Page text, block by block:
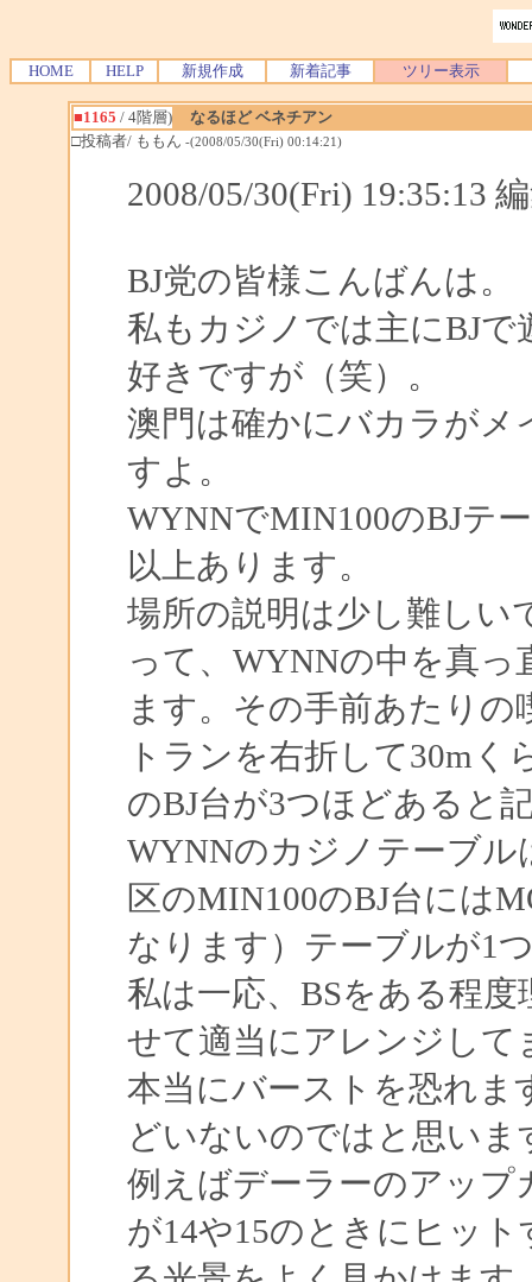
HOME HELP 新規作成 新着記事 ツリー表示
■1165 / 4階層)
なるほど ベネチアン
□投稿者/ ももん -(2008/05/30(Fri) 00:14:21)
2008/05/30(Fri) 19:35:13
BJ党の皆様こんばんは。
私もカジノでは主にBJで
好きですが（笑）。
澳門は確かにバカラがメ
すよ。
WYNNでMIN100のBJテ
以上あります。
場所の説明は少し難しい
って、WYNNの中を真
ます。その手前あたり
トランを右折して30mく
のBJ台が3つほどあると
WYNNのカジノテーブル
区のMIN100のBJ台には
なります）テーブルが1
私は一応、BSをある程
せて適当にアレンジして
本当にバーストを恐れま
どいないのではと思いま
例えばデーラーのアップ
が14や15のときにヒッ